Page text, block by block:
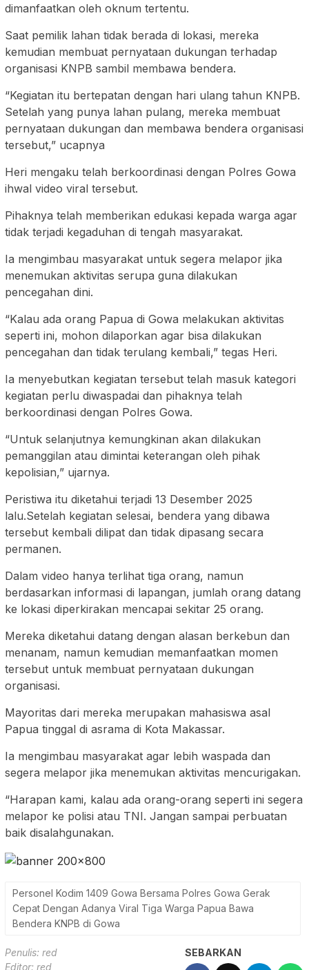
dimanfaatkan oleh oknum tertentu.
Saat pemilik lahan tidak berada di lokasi, mereka
kemudian membuat pernyataan dukungan terhadap
organisasi KNPB sambil membawa bendera.
“Kegiatan itu bertepatan dengan hari ulang tahun KNPB.
Setelah yang punya lahan pulang, mereka membuat
pernyataan dukungan dan membawa bendera organisasi
tersebut,” ucapnya
Heri mengaku telah berkoordinasi dengan Polres Gowa
ihwal video viral tersebut.
Pihaknya telah memberikan edukasi kepada warga agar
tidak terjadi kegaduhan di tengah masyarakat.
Ia mengimbau masyarakat untuk segera melapor jika
menemukan aktivitas serupa guna dilakukan
pencegahan dini.
“Kalau ada orang Papua di Gowa melakukan aktivitas
seperti ini, mohon dilaporkan agar bisa dilakukan
pencegahan dan tidak terulang kembali,” tegas Heri.
Ia menyebutkan kegiatan tersebut telah masuk kategori
kegiatan perlu diwaspadai dan pihaknya telah
berkoordinasi dengan Polres Gowa.
“Untuk selanjutnya kemungkinan akan dilakukan
pemanggilan atau dimintai keterangan oleh pihak
kepolisian,” ujarnya.
Peristiwa itu diketahui terjadi 13 Desember 2025
lalu.Setelah kegiatan selesai, bendera yang dibawa
tersebut kembali dilipat dan tidak dipasang secara
permanen.
Dalam video hanya terlihat tiga orang, namun
berdasarkan informasi di lapangan, jumlah orang datang
ke lokasi diperkirakan mencapai sekitar 25 orang.
Mereka diketahui datang dengan alasan berkebun dan
menanam, namun kemudian memanfaatkan momen
tersebut untuk membuat pernyataan dukungan
organisasi.
Mayoritas dari mereka merupakan mahasiswa asal
Papua tinggal di asrama di Kota Makassar.
Ia mengimbau masyarakat agar lebih waspada dan
segera melapor jika menemukan aktivitas mencurigakan.
“Harapan kami, kalau ada orang-orang seperti ini segera
melapor ke polisi atau TNI. Jangan sampai perbuatan
baik disalahgunakan.
Personel Kodim 1409 Gowa Bersama Polres Gowa Gerak
Cepat Dengan Adanya Viral Tiga Warga Papua Bawa
Bendera KNPB di Gowa
Penulis: red
Editor: red
SEBARKAN